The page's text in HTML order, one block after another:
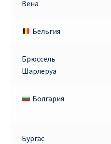
Вена
Бельгия
Брюссель
Шарлеруа
Болгария
Бургас